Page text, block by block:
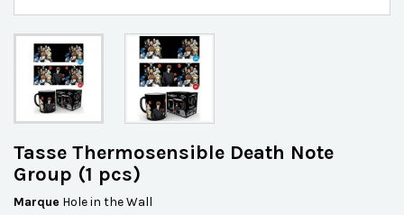
Tasse Thermosensible Death Note
Group (1 pcs)
Marque Hole in the Wall